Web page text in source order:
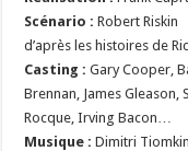
Scénario:Robert Riskin
d’après les histoires de
Casting :Gary Cooper,
Brennan, James Gleason,
Rocque, Irving Bacon…
Musique : Dimitri Tiomkin